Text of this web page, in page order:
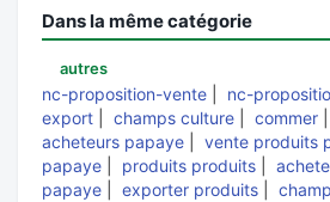
Dans la même catégorie
autres
nc-proposition-vente nc-
export
champs culture commer
acheteurs papaye
vente produits
papaye
produits produits
papaye
exporter produits